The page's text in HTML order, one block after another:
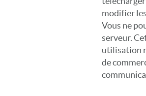
modifier
Vous ne
serveur.
utilisation
de